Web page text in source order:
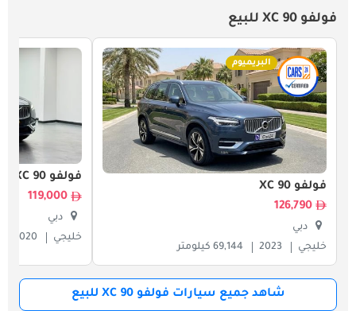
فولفو XC 90 للبيع
البريميوم
فولفو XC 90
126,790
دبي
خليجي
2023 69,144 كيلومتر
فولفو XC 90
119,000
دبي
خليجي
2020
شاهد جميع سيارات فولفو XC 90 للبيع